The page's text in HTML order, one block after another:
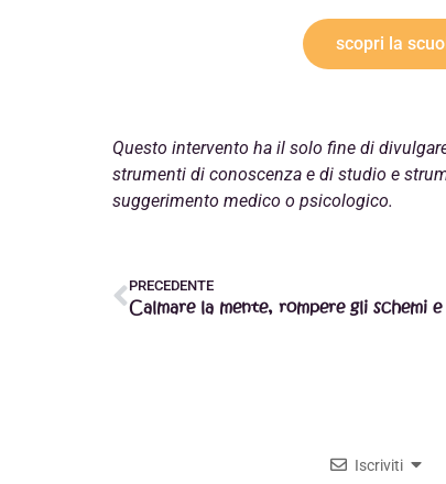
scopri la
Questo intervento ha il solo fine di
strumenti di conoscenza e di studio e
suggerimento medico o psicologico.
PRECEDENTE
Iscriviti